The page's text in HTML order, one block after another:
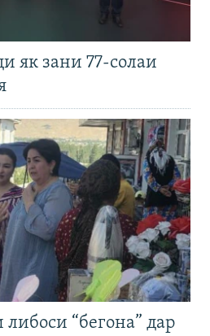
як зани 77-солаи
“бегона” дар